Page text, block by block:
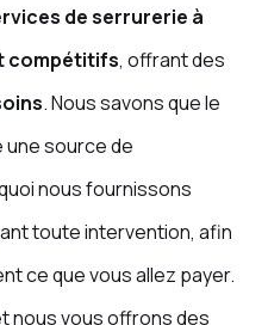
de serrurerie à
compétitifs, offrant des
. Nous savons que le
source de
nous fournissons
toute intervention, afin
ce que vous allez payer.
nous vous offrons des